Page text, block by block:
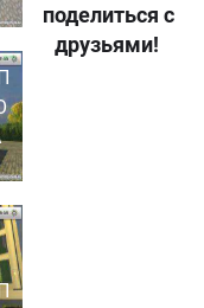
поделиться с
друзьями!